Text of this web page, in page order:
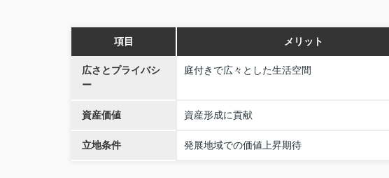
項目 メリット
広さとプライバシ
ー
庭付きで広々とした生活空間
資産価値 資産形成に貢献
立地条件 発展地域での価値上昇期待